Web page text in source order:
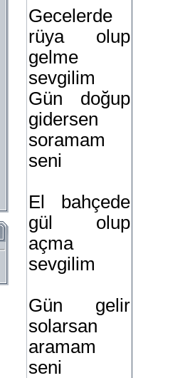
Gecelerde
rüya olup
gelme
sevgilim
Gün doğup
gidersen
soramam
seni
El bahçede
gül olup
açma
sevgilim
Gün gelir
solarsan
aramam
seni